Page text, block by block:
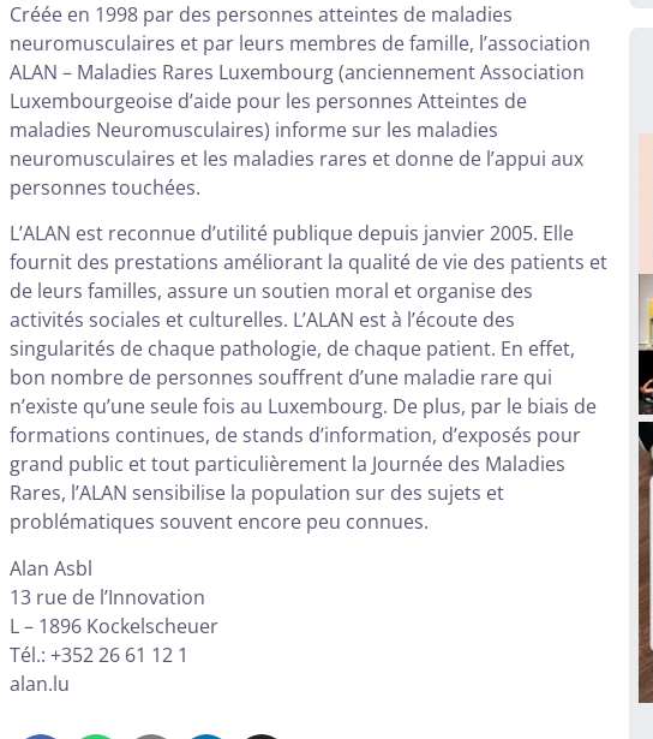
Créée en 1998 par des personnes atteintes de maladies
neuromusculaires et par leurs membres de famille, l’association
ALAN – Maladies Rares Luxembourg (anciennement Association
Luxembourgeoise d’aide pour les personnes Atteintes de
maladies Neuromusculaires) informe sur les maladies
neuromusculaires et les maladies rares et donne de l’appui aux
personnes touchées.
L’ALAN est reconnue d’utilité publique depuis janvier 2005. Elle
fournit des prestations améliorant la qualité de vie des patients et
de leurs familles, assure un soutien moral et organise des
activités sociales et culturelles. L’ALAN est à l’écoute des
singularités de chaque pathologie, de chaque patient. En effet,
bon nombre de personnes souffrent d’une maladie rare qui
n’existe qu’une seule fois au Luxembourg. De plus, par le biais de
formations continues, de stands d’information, d’exposés pour
grand public et tout particulièrement la Journée des Maladies
Rares, l’ALAN sensibilise la population sur des sujets et
problématiques souvent encore peu connues.
Alan Asbl
13 rue de l’Innovation
L – 1896 Kockelscheuer
Tél.: +352 26 61 12 1
alan.lu